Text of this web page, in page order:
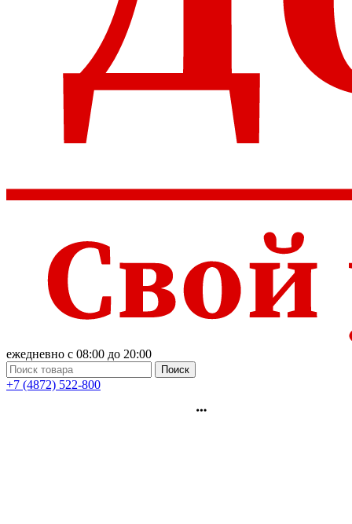
ежедневно с 08:00 до 20:00
Поиск
+7 (4872) 522-800